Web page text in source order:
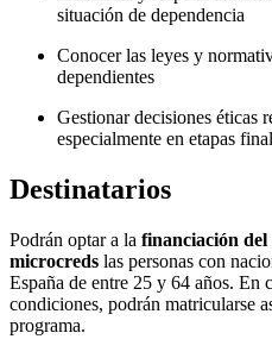
situación de dependencia
Conocer las leyes y
dependientes
Gestionar decisiones éticas
especialmente en etapas
Destinatarios
Podrán optar a la financiación
microcreds las personas con
España de entre 25 y 64 años. En
condiciones, podrán matricularse
programa.